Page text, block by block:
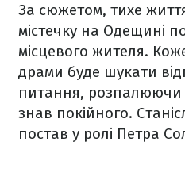
За сюжетом, тихе
містечку на Одещині
місцевого жителя.
драми буде шукати
питання, розпалюючи
знав покійного.
постав у ролі Петра